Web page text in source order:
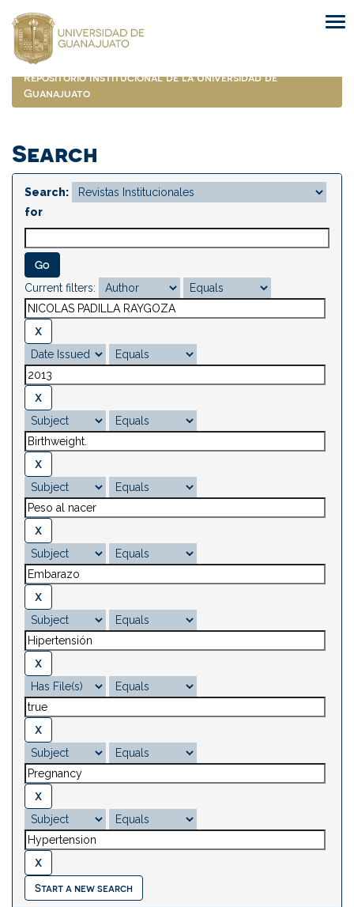
navigation
Repositorio Institucional de la Universidad de
Guanajuato
Search
Search:
for
Current filters:
Start a new search